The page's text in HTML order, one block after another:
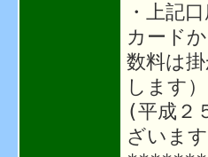
・上記
カード
数料は
します）
(平成２
ざいま